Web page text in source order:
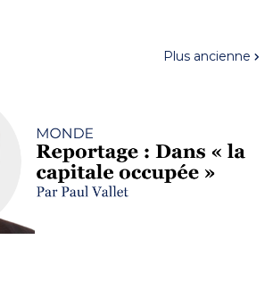
Plus ancienne